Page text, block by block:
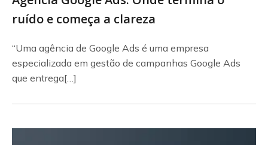
ruído e começa a clareza
“Uma agência de Google Ads é uma empresa
especializada em gestão de campanhas Google Ads
que entrega[…]